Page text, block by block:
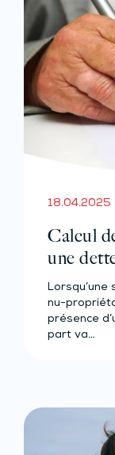
18.04.2025
Calcul
une
nu-
présence
part va…